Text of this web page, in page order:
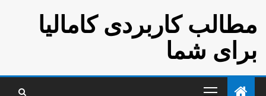
مطالب کاربردی کامالیا
برای شما